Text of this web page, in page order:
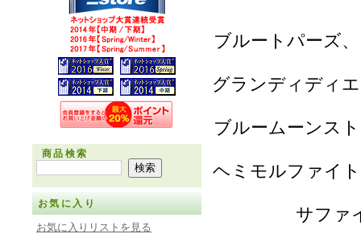
商品検索
お気に入り
お気に入りリストを見る
ブルートパーズ
グランディディ
ブルームーンス
ヘミモルファイ
サファ